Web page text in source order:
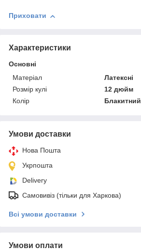
Приховати
Характеристики
Основні
Матеріал
Латексні
Розмір кулі
12 дюйм
Колір
Блакитний
Умови доставки
Нова Пошта
Укрпошта
Delivery
Самовивіз (тільки для Харкова)
Всі умови доставки
Умови оплати